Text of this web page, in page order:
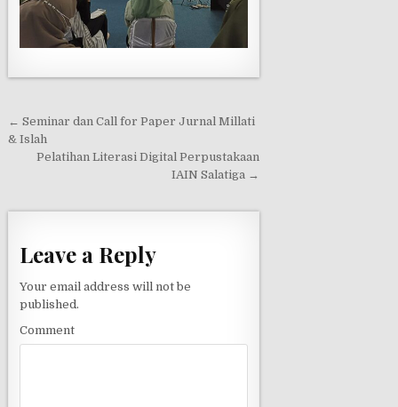
P
t
n
a
v
g
← Seminar dan Call for Paper Jurnal Millati
& Islah
Pelatihan Literasi Digital Perpustakaan
IAIN Salatiga →
Leave a Reply
Your email address will not be
published.
Comment